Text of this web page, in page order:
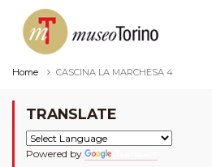
Home CASCINA LA MARCHESA 4
TRANSLATE
Powered by